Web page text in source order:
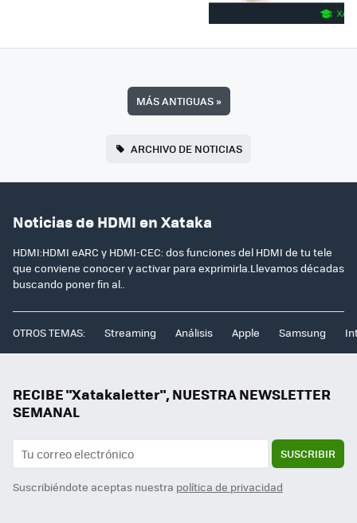
MÁS ANTIGUAS»
ARCHIVO DE NOTICIAS
Noticias de HDMI en Xataka
HDMI:HDMI eARC y HDMI-CEC: dos funciones del HDMI de tu tele
que conviene conocer y activar para exprimirla.Llevamos décadas
buscando poner fin al..
OTROS TEMAS: Streaming Análisis Apple Samsung
RECIBE "Xatakaletter", NUESTRA NEWSLETTER
SEMANAL
SUSCRIBIR
Suscribiéndote aceptas nuestra política de privacidad